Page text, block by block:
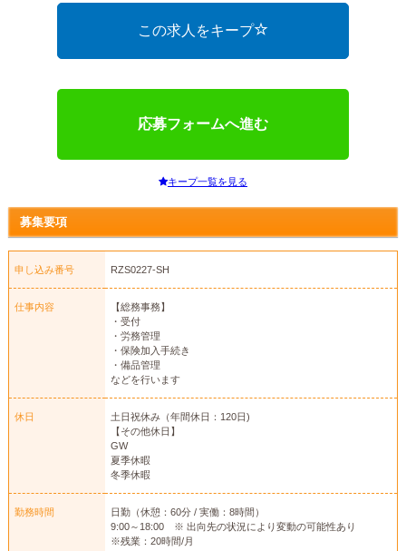
この求人をキープ
応募フォームへ進む
キープ一覧を見る
募集要項
申し込み番号 RZS0227-SH
仕事内容
【総務事務】
・受付
・労務管理
・保険加入手続き
・備品管理
などを行います
休日
土日祝休み（年間休日：120日)
【その他休日】
GW
夏季休暇
冬季休暇
勤務時間
日勤（休憩：60分 / 実働：8時間）
9:00～18:00 ※ 出向先の状況により変動の可能性あり
※残業：20時間/月